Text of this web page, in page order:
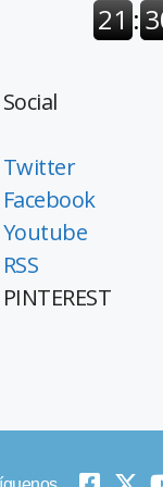
Social
Twitter
Facebook
Youtube
RSS
PINTEREST